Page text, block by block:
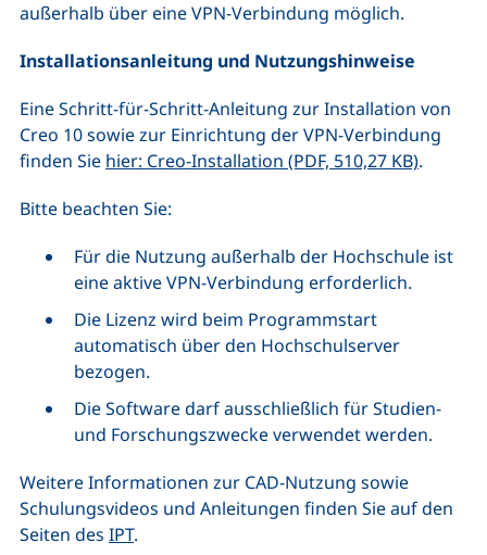
außerhalb über eine VPN-Verbindung möglich.
Installationsanleitung und Nutzungshinweise
Eine Schritt-für-Schritt-Anleitung zur Installation von
Creo 10 sowie zur Einrichtung der VPN-Verbindung
finden Sie hier: Creo-Installation (PDF, 510,27 KB)(öffnet
.
Bitte beachten Sie:
Für die Nutzung außerhalb der Hochschule ist
eine aktive VPN-Verbindung erforderlich.
Die Lizenz wird beim Programmstart
automatisch über den Hochschulserver
bezogen.
Die Software darf ausschließlich für Studien-
und Forschungszwecke verwendet werden.
Weitere Informationen zur CAD-Nutzung sowie
Schulungsvideos und Anleitungen finden Sie auf den
Seiten des IPT.